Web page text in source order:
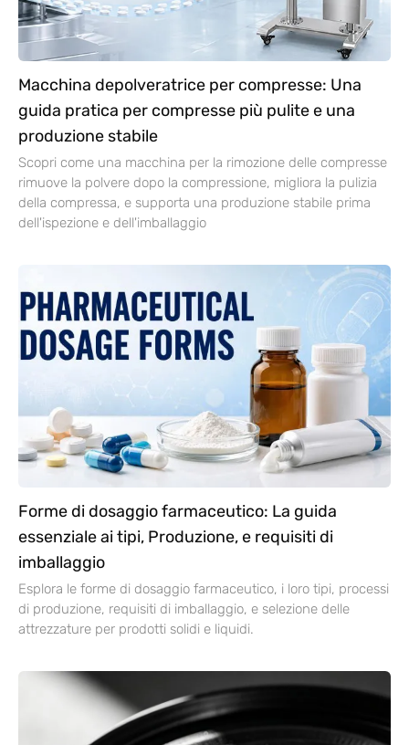
Macchina depolveratrice per compresse: Una
guida pratica per compresse più pulite e una
produzione stabile
Scopri come una macchina per la rimozione delle compresse
rimuove la polvere dopo la compressione, migliora la pulizia
della compressa, e supporta una produzione stabile prima
dell'ispezione e dell'imballaggio
Forme di dosaggio farmaceutico: La guida
essenziale ai tipi, Produzione, e requisiti di
imballaggio
Esplora le forme di dosaggio farmaceutico, i loro tipi, processi
di produzione, requisiti di imballaggio, e selezione delle
attrezzature per prodotti solidi e liquidi.